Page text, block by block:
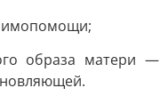
образа матери —